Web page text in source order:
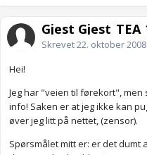
Gjest
Skrevet22. oktober 2008
Hei!
Jeg har "veien til førekort",
info! Saken er at jeg ikke kan
øver jeg litt på nettet, (zensor).
Spørsmålet mitt er: er det dumt